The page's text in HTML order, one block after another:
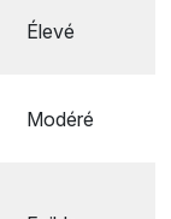
Élevé
Modéré